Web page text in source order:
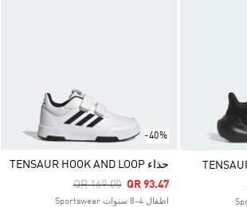
-40%
حذاء TENSAUR HOOK AND LOOP
Price Reduced From
QR 169.00ToQR 93.47
اطفال 4-8 سنوات Sportswear